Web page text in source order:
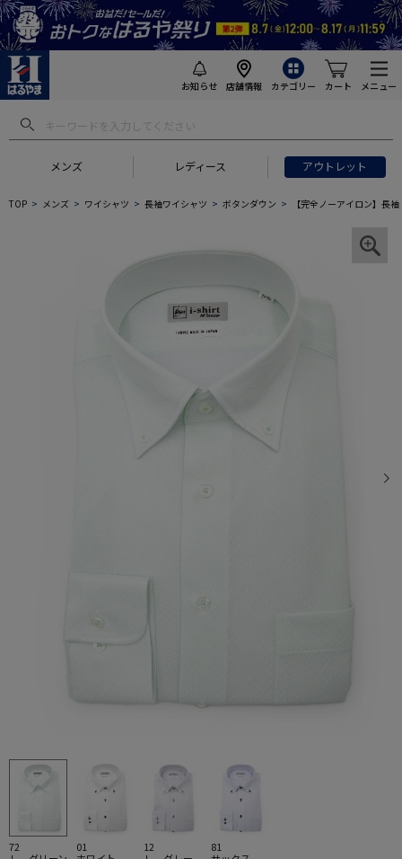
お知らせ 店舗情報 カテゴリー カート メニュー
メンズ レディース アウトレット
TOP メンズ ワイシャツ 長袖ワイシャツ ボタンダウン 【完全ノーアイロン】長
72
01
12
81